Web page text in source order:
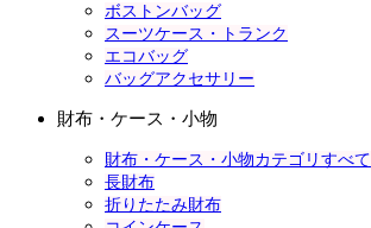
ボストンバッグ
スーツケース・トランク
エコバッグ
バッグアクセサリー
財布・ケース・小物
財布・ケース・小物カテゴリすべて
長財布
折りたたみ財布